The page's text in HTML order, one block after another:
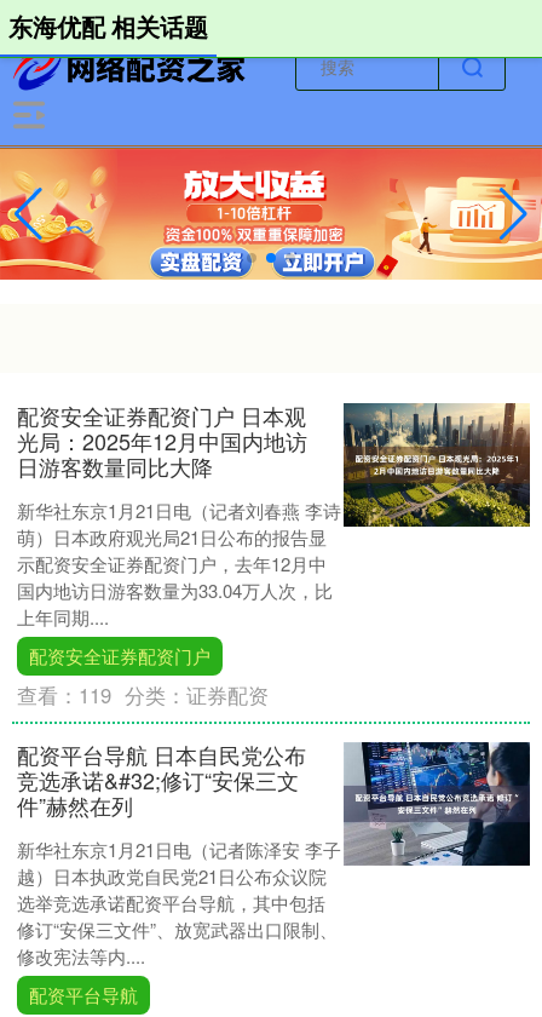
-->
东海优配 相关话题
配资安全证券配资门户 日本观
光局：2025年12月中国内地访
日游客数量同比大降
新华社东京1月21日电（记者刘春燕 李诗
萌）日本政府观光局21日公布的报告显
示配资安全证券配资门户，去年12月中
国内地访日游客数量为33.04万人次，比
上年同期....
配资安全证券配资门户
查看： 119 分类：证券配资
配资平台导航 日本自民党公布
竞选承诺&#32;修订“安保三文
件”赫然在列
新华社东京1月21日电（记者陈泽安 李子
越）日本执政党自民党21日公布众议院
选举竞选承诺配资平台导航，其中包括
修订“安保三文件”、放宽武器出口限制、
修改宪法等内....
配资平台导航